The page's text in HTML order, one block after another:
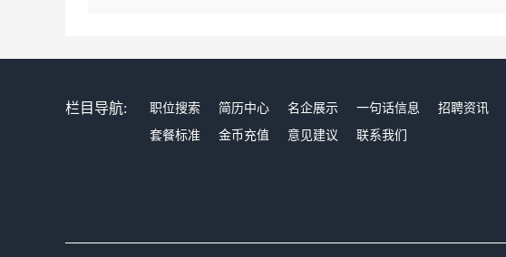
栏目导航: 职位搜索 简历中心 名企展示 一句话信息 招聘资讯
套餐标准
金币充值 意见建议 联系我们